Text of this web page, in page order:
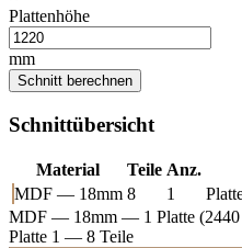
Plattenhöhe
mm
Schnitt berechnen
Schnittübersicht
Material Teile Anz.
MDF — 18mm 8 1
MDF — 18mm — 1 Platte
Platte 1 — 8 Teile